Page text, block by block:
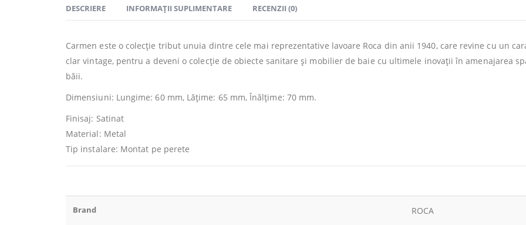
DESCRIERE INFORMAȚII SUPLIMENTARE RECENZII (0)
Carmen este o colecție tribut unuia dintre cele mai reprezentative lavoare Roca din anii 1940, care revine cu un
clar vintage, pentru a deveni o colecție de obiecte sanitare și mobilier de baie cu ultimele inovații în amenajarea
băii.
Dimensiuni: Lungime: 60 mm, Lăţime: 65 mm, Înălţime: 70 mm.
Finisaj: Satinat
Material: Metal
Tip instalare: Montat pe perete
Brand ROCA